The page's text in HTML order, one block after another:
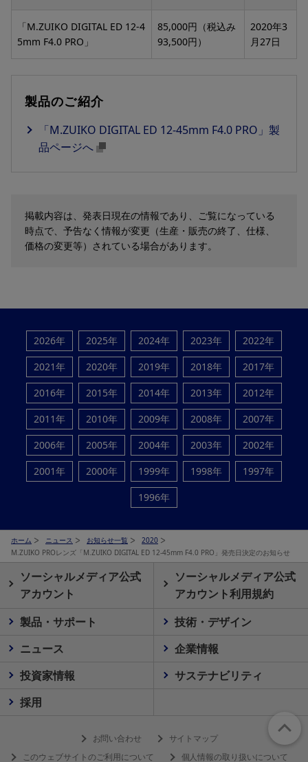
「M.ZUIKO DIGITAL ED 12-4
5mm F4.0 PRO」
85,000円（税込み
93,500円）
2020年3
月27日
製品のご紹介
「M.ZUIKO DIGITAL ED 12-45mm F4.0 PRO」製
品ページへ
掲載内容は、発表日現在の情報であり、ご覧になっている
時点で、予告なく情報が変更（生産・販売の終了、仕様、
価格の変更等）されている場合があります。
2026年 2025年 2024年 2023年
2022年
2021年
2020年 2019年 2018年
2017年
2016年
2015年 2014年 2013年
2012年
2011年
2010年 2009年 2008年
2007年
2006年
2005年 2004年 2003年
2002年
2001年
2000年 1999年 1998年
1997年
1996年
ホーム ニュース お知らせ一覧
2020
M.ZUIKO PROレンズ「M.ZUIKO DIGITAL ED 12-45mm F4.0 PRO」発売日決定のお知らせ
ソーシャルメディア公式
アカウント
ソーシャルメディア公式
アカウント利用規約
製品・サポート
技術・デザイン
ニュース
企業情報
投資家情報
サステナビリティ
採用
お問い合わせ
サイトマップ
このウェブサイトのご利用について
個人情報の取り扱いについて